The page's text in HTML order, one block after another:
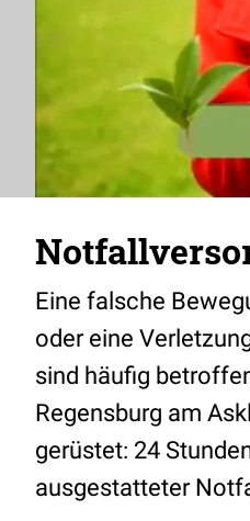
Eine falsche
oder eine
sind häufig
Regensburg am
gerüstet: 24
ausgestatteter